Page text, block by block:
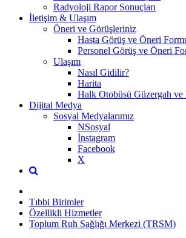
Radyoloji Rapor Sonuçları
İletişim & Ulaşım
Öneri ve Görüşleriniz
Hasta Görüş ve Öneri
Personel Görüş ve Öneri
Ulaşım
Nasıl Gidilir?
Harita
Halk Otobüsü Güzergah
Dijital Medya
Sosyal Medyalarımız
NSosyal
İnstagram
Facebook
X
Tıbbi Birimler
Özellikli Hizmetler
Toplum Ruh Sağlığı Merkezi (TRSM)